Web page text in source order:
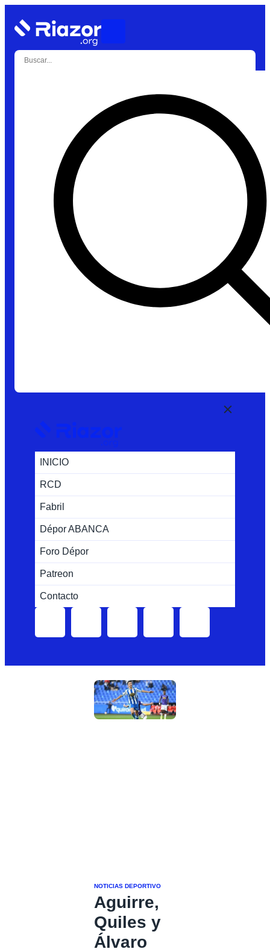
INICIO
RCD
Fabril
Dépor ABANCA
Foro Dépor
Patreon
Contacto
NOTICIAS DEPORTIVO
Aguirre,
Quiles y
Álvaro